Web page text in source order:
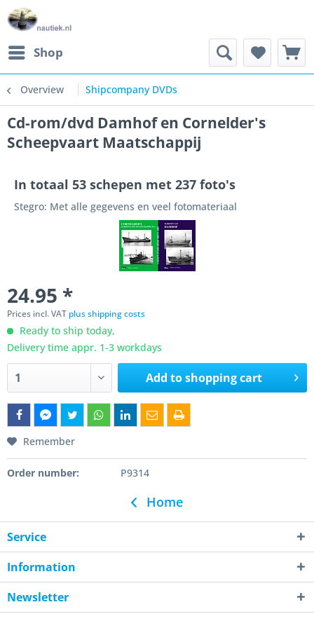
Shop
Overview Shipcompany DVDs
Cd-rom/dvd Damhof en Cornelder's
Scheepvaart Maatschappij
In totaal 53 schepen met 237 foto's
Stegro: Met alle gegevens en veel fotomateriaal
24.95 *
Prices incl. VAT plus shipping costs
Ready to ship today,
Delivery time appr. 1-3 workdays
Add toshopping cart
Remember
Order number: P9314
Home
Service
Information
Newsletter